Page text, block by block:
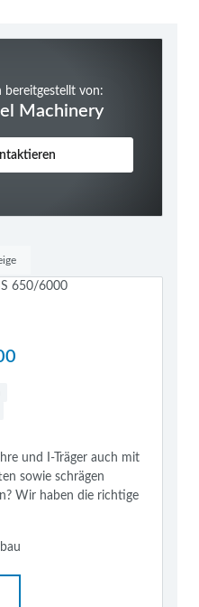
bereitgestellt von:
Machinery
und I-Träger auch mit
sowie schrägen
Wir haben die richtige